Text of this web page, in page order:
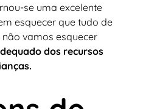
se uma excelente
esquecer que tudo de
vamos esquecer
dos recursos